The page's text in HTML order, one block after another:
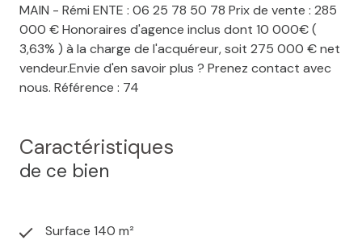
MAIN - Rémi ENTE : 06 25 78 50 78 Prix de vente : 285
000 € Honoraires d'agence inclus dont 10 000€ (
3,63% ) à la charge de l'acquéreur, soit 275 000 € net
vendeur.Envie d'en savoir plus ? Prenez contact avec
nous. Référence : 74
Caractéristiques
de ce bien
Surface 140 m²